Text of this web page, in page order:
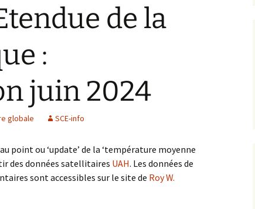
de la
:
juin 2024
globale SCE-info
point ou ‘update’ de la ‘température moyenne
des données satellitaires UAH. Les données de
sont accessibles sur le site de Roy W.